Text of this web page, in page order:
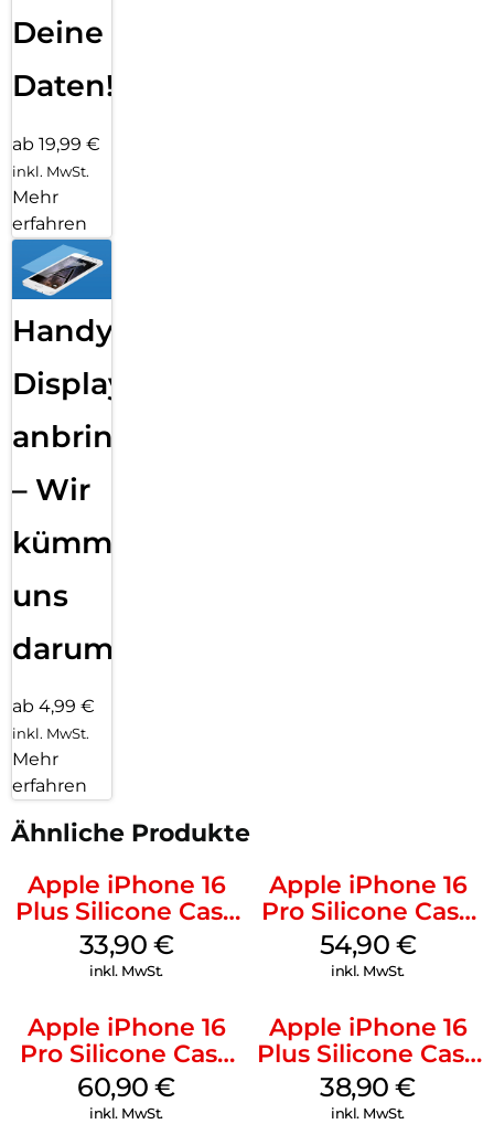
Deine
Daten!
ab 19,99 €
inkl. MwSt.
Mehr
erfahren
Handy
Displayfolie
anbringen
– Wir
kümmern
uns
darum!
ab 4,99 €
inkl. MwSt.
Mehr
erfahren
Ähnliche Produkte
Apple iPhone 16
Plus Silicone Case
MagSafe Lake
Green
33,90 €
inkl. MwSt.
Apple iPhone 16
Pro Silicone Case
MagSafe Black
54,90 €
inkl. MwSt.
Apple iPhone 16
Pro Silicone Case
MagSafe Stone
Gray
60,90€
inkl. MwSt.
Apple iPhone 16
Plus Silicone Case
MagSafe Denim
38,90€
inkl. MwSt.